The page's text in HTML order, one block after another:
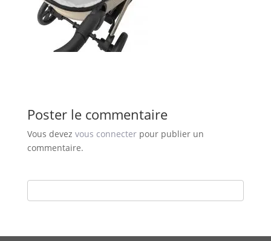
Poster le commentaire
Vous devez vous connecterpour publier un
commentaire.